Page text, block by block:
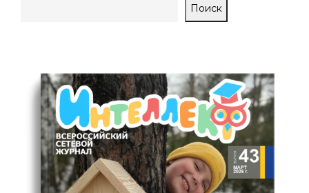
Поиск